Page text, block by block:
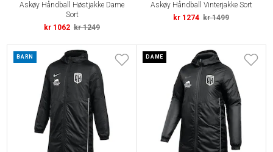
Askøy Håndball Høstjakke Dame
Sort
kr 1062 kr 1249
Askøy Håndball Vinterjakke Sort
kr 1274 kr 1499
BARN DAME